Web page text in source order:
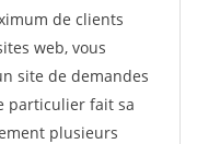
de clients
web, vous
site de demandes
particulier fait sa
plusieurs